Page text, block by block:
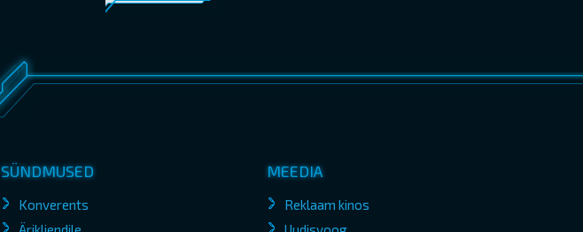
SÜNDMUSED
Konverents
MEEDIA
Reklaam kinos